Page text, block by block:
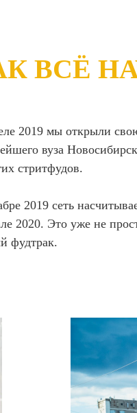
ВСЁ
2019 мы открыли
вуза
стритфудов.
2019 сеть
2020. Это уже не
фудтрак.